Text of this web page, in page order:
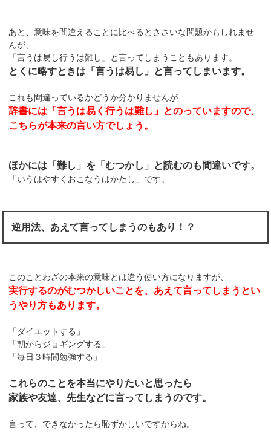
あと、意味を間違えることに比べるとささいな問題かもしれませ
んが、
「言うは易し行うは難し」と言ってしまうこともあります。
とくに略すときは「言うは易し」と言ってしまいます。
これも間違っているかどうか分かりませんが
辞書には「言うは易く行うは難し」とのっていますので、
こちらが本来の言い方でしょう。
ほかには「難し」を「むつかし」と読むのも間違いです。
「いうはやすくおこなうはかたし」です。
逆用法、あえて言ってしまうのもあり！？
このことわざの本来の意味とは違う使い方になりますが、
実行するのがむつかしいことを、あえて言ってしまうとい
うやり方もあります。
「ダイエットする」
「朝からジョギングする」
「毎日３時間勉強する」
これらのことを本当にやりたいと思ったら
家族や友達、先生などに言ってしまうのです。
言って、できなかったら恥ずかしいですからね。